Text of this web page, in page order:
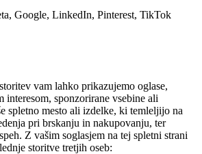
Google, LinkedIn, Pinterest, TikTok
vam lahko prikazujemo oglase,
interesom, sponzorirane vsebine ali
spletno mesto ali izdelke, ki temleljijo na
pri brskanju in nakupovanju, ter
Z vašim soglasjem na tej spletni strani
storitve tretjih oseb: